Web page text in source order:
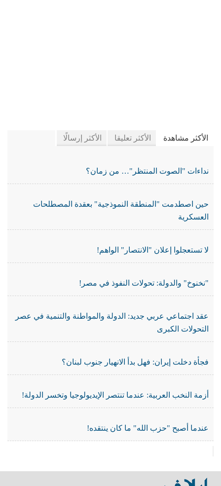
الأكثر مشاهدة الأكثر تعليقا الأكثر إرسالًا
نداءات "الصوت المنتظر"… من زمان؟
حين اصطدمت "المنطقة النموذجية" بعقدة المصطلحات
العسكرية
لا تستعجلوا إعلان "الانتصار" الواهم!
"نخنوخ" والدولة: تحولات النفوذ في مصر!
عقد اجتماعي عربي جديد: الدولة والمواطنة والتنمية في عصر
التحولات الكبرى
فجأة دخلت إيران: فهل بدأ الانهيار جنوب لبنان؟
أزمة النخب العربية: عندما تنتصر الإيديولوجيا وتخسر الدولة!
عندما أصبح "حزب الله" ما كان ينتقده!